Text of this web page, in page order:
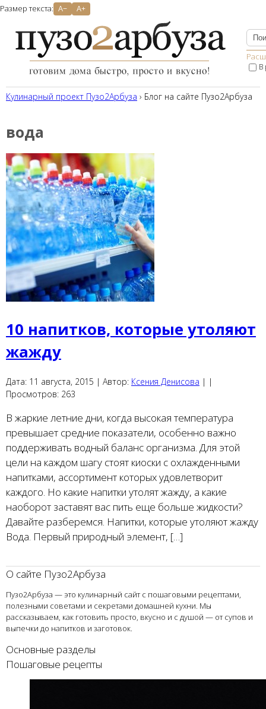
Размер текста: A− A+
В
Кулинарный проект Пузо2Aрбуза › Блог на сайте Пузо2Арбуза
вода
10 напитков, которые утоляют
жажду
Дата: 11 августа, 2015 | Автор: Ксения Денисова | |
Просмотров: 263
В жаркие летние дни, когда высокая температура
превышает средние показатели, особенно важно
поддерживать водный баланс организма. Для этой
цели на каждом шагу стоят киоски с охлажденными
напитками, ассортимент которых удовлетворит
каждого. Но какие напитки утолят жажду, а какие
наоборот заставят вас пить еще больше жидкости?
Давайте разберемся. Напитки, которые утоляют жажду
Вода. Первый природный элемент, […]
О сайте Пузо2Арбуза
Пузо2Арбуза — это кулинарный сайт с пошаговыми рецептами,
полезными советами и секретами домашней кухни. Мы
рассказываем, как готовить просто, вкусно и с душой — от супов и
выпечки до напитков и заготовок.
Основные разделы
Пошаговые рецепты